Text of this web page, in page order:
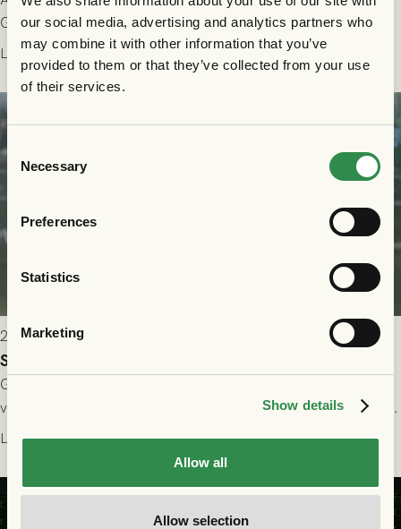
our social media, advertising and analytics partners who
may combine it with other information that you’ve
provided to them or that they’ve collected from your use
of their services.
Consent
Selection
Necessary
Preferences
Statistics
Marketing
Show details
Allow all
Allow selection
Gamla Ullevi och matchen mellan GAIS och Halmstads BK i
Allsvenskan! Avspark kl 16.30 på söndag 26/7.
Läs mer
2026-07-24 16:40
Seger i första kvalmatchen mot FC Nordsjælland
GAIS dominerade i första halvlek och skapade fler chanser,
välförtjänt fick de in ett ledningsmål strax innan halvtid. Efter
halvtidsvilan sjönk tempot när Nordsjälland tilläts ha mer av
bollen, men GAIS försvarade sig disciplinerat och säkrade en
seger! Matchfoto: Mikael Josefsson & Lasse Ekström
Läs mer